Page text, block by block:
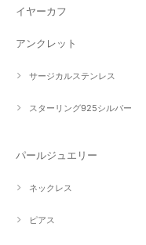
イヤーカフ
アンクレット
サージカルステンレス
スターリング925シルバー
パールジュエリー
ネックレス
ピアス